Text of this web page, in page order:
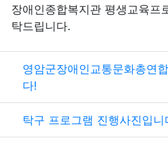
장애인종합복지관 평생교육프
탁드립니다.
관련자료
영암군장애인교통문화총연
다!
탁구 프로그램 진행사진입니